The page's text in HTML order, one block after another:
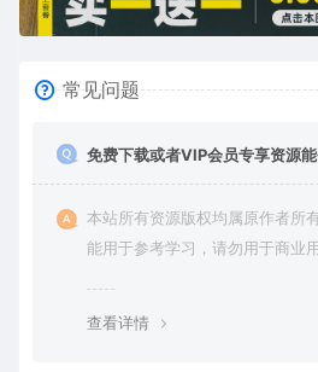
常见问题
免费下载或者VIP会员专享资源
本站所有资源版权均属原作者所
能用于参考学习，请勿用于商业
查看详情